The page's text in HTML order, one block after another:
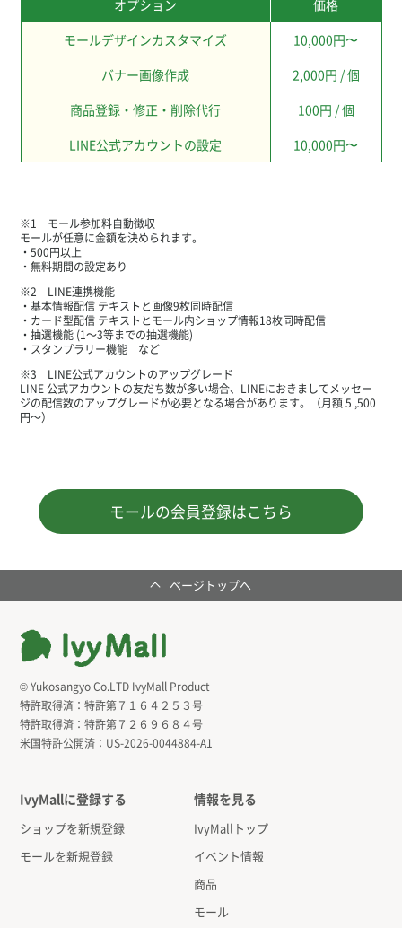
オプション
価格
モールデザインカスタマイズ
10,000円〜
バナー画像作成
2,000円 / 個
商品登録・修正・削除代行
100円 / 個
LINE公式アカウントの設定
10,000円〜
※1 モール参加料自動徴収
モールが任意に金額を決められます。
・500円以上
・無料期間の設定あり
※2 LINE連携機能
・基本情報配信 テキストと画像9枚同時配信
・カード型配信 テキストとモール内ショップ情報18枚同時配信
・抽選機能 (1～3等までの抽選機能)
・スタンプラリー機能 など
※3 LINE公式アカウントのアップグレード
LINE 公式アカウントの友だち数が多い場合、LINEにおきましてメッセー
ジの配信数のアップグレードが必要となる場合があります。（月額 5 ,500
円～）
モールの会員登録はこちら
ページトップへ
© Yukosangyo Co.LTD IvyMall Product
特許取得済：特許第７１６４２５３号
特許取得済：特許第７２６９６８４号
米国特許公開済： US-2026-0044884-A1
IvyMallに登録する
ショップを新規登録
モールを新規登録
情報を見る
IvyMallトップ
イベント情報
商品
モール